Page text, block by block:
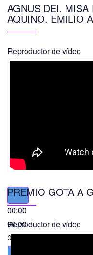
AGNUS DEI. MISA
AQUINO. EMILIO
Reproductor de vídeo
00:00
00:00
01:49
PREMIO GOTA A
Reproductor de vídeo